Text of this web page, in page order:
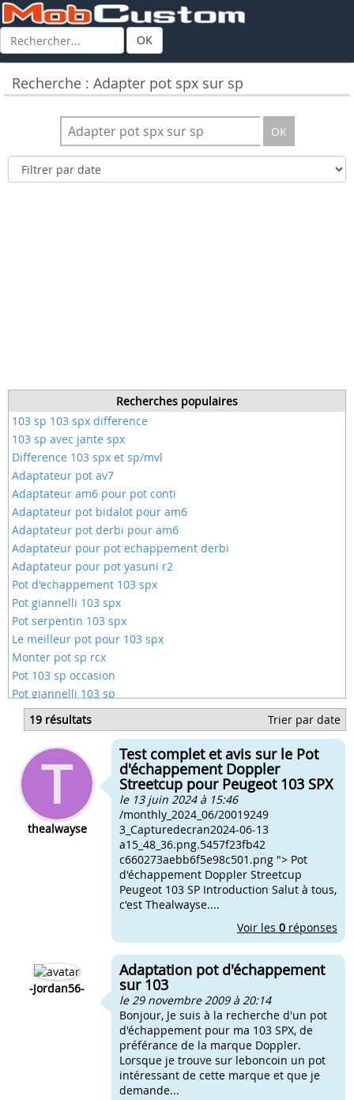
OK
Recherche : Adapter pot spx sur sp
OK
Recherches populaires
103 sp 103 spx difference
103 sp avec jante spx
Difference 103 spx et sp/mvl
Adaptateur pot av7
Adaptateur am6 pour pot conti
Adaptateur pot bidalot pour am6
Adaptateur pot derbi pour am6
Adaptateur pour pot echappement derbi
Adaptateur pour pot yasuni r2
Pot d'echappement 103 spx
Pot giannelli 103 spx
Pot serpentin 103 spx
Le meilleur pot pour 103 spx
Monter pot sp rcx
Pot 103 sp occasion
Pot giannelli 103 sp
Adaptateur pot 103 sur 51
Adapter un pot sur 102
Adapter pot de dt sur derbi
Adapter pot de moto sur scooter
19 résultats Trier par date
thealwayse
Test complet et avis sur le Pot
d'échappement Doppler
Streetcup pour Peugeot 103 SPX
le 13 juin 2024 à 15:46
/monthly_2024_06/20019249
3_Capturedecran2024-06-13
a15_48_36.png.5457f23fb42
c660273aebb6f5e98c501.png "> Pot
d'échappement Doppler Streetcup
Peugeot 103 SP Introduction Salut à tous,
c'est Thealwayse....
Voir les 0 réponses
-Jordan56-
Adaptation pot d'échappement
sur 103
le 29 novembre 2009 à 20:14
Bonjour, Je suis à la recherche d'un pot
d'échappement pour ma 103 SPX, de
préférance de la marque Doppler.
Lorsque je trouve sur leboncoin un pot
intéressant de cette marque et que je
demande...